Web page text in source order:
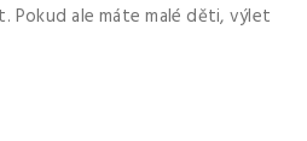
Pokud ale máte malé děti, výlet